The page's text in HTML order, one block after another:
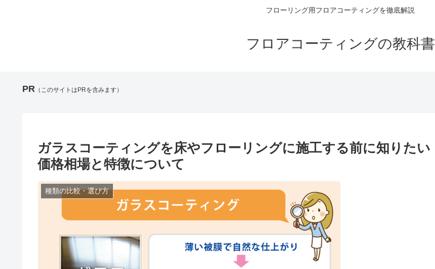
フローリング用フロアコーティングを徹底解説
フロアコーティングの教科書
PR （このサイトはPRを含みます）
ガラスコーティングを床やフローリングに施工する前に知りたい
価格相場と特徴について
種類の比較・選び方